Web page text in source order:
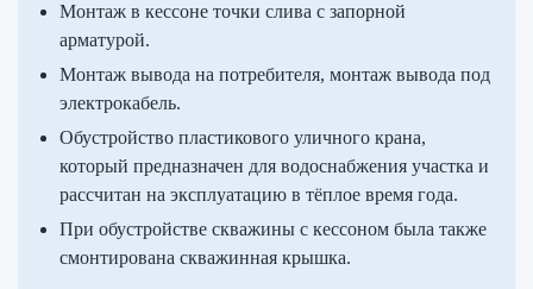
Монтаж в кессоне точки слива с запорной
арматурой.
Монтаж вывода на потребителя, монтаж вывода под
электрокабель.
Обустройство пластикового уличного крана,
который предназначен для водоснабжения участка и
рассчитан на эксплуатацию в тёплое время года.
При обустройстве скважины с кессоном была также
смонтирована скважинная крышка.